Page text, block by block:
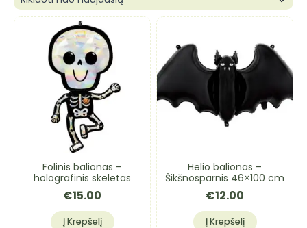
naujausią
Folinis balionas –
holografinis skeletas
€15.00
Į Krepšelį
Helio balionas –
Šikšnosparnis 46×100 cm
€12.00
Į Krepšelį